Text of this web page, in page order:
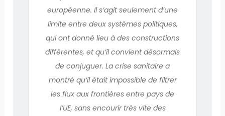
européenne. Il s’agit seulement d’une
limite entre deux systèmes politiques,
qui ont donné lieu à des constructions
différentes, et qu’il convient désormais
de conjuguer. La crise sanitaire a
montré qu’il était impossible de filtrer
les flux aux frontières entre pays de
l’UE, sans encourir très vite des